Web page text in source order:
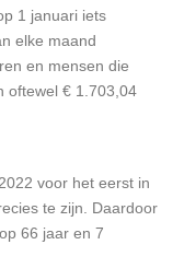
1 januari iets
elke maand
en mensen die
oftewel € 1.703,04
voor het eerst in
te zijn. Daardoor
66 jaar en 7